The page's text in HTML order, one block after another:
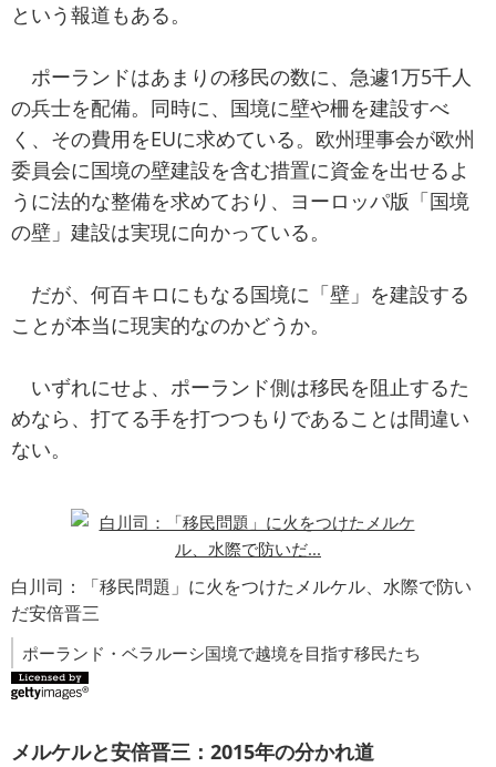
という報道もある。
ポーランドはあまりの移民の数に、急遽1万5千人
の兵士を配備。同時に、国境に壁や柵を建設すべ
く、その費用をEUに求めている。欧州理事会が欧州
委員会に国境の壁建設を含む措置に資金を出せるよ
うに法的な整備を求めており、ヨーロッパ版「国境
の壁」建設は実現に向かっている。
だが、何百キロにもなる国境に「壁」を建設する
ことが本当に現実的なのかどうか。
いずれにせよ、ポーランド側は移民を阻止するた
めなら、打てる手を打つつもりであることは間違い
ない。
白川司：「移民問題」に火をつけたメルケル、水際で防い
だ安倍晋三
ポーランド・ベラルーシ国境で越境を目指す移民たち
メルケルと安倍晋三：2015年の分かれ道